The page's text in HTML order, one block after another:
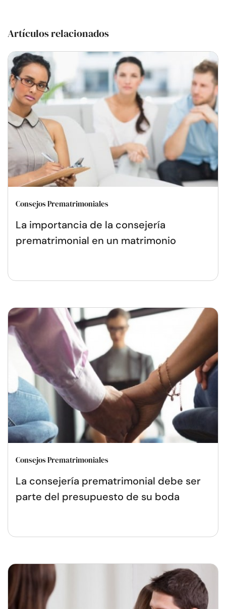
Artículos relacionados
Consejos Prematrimoniales
La importancia de la consejería
prematrimonial en un matrimonio
Consejos Prematrimoniales
La consejería prematrimonial debe ser
parte del presupuesto de su boda